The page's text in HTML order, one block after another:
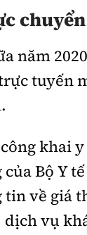
Văn
Lái xe
Chung
Văn
Văn
năm
tuyến
khai
Bộ Y
tin về giá
dịch vụ